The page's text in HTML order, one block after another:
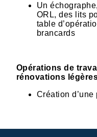
Un
ORL, des lits
table
brancards
Opérations de
rénovations
Création